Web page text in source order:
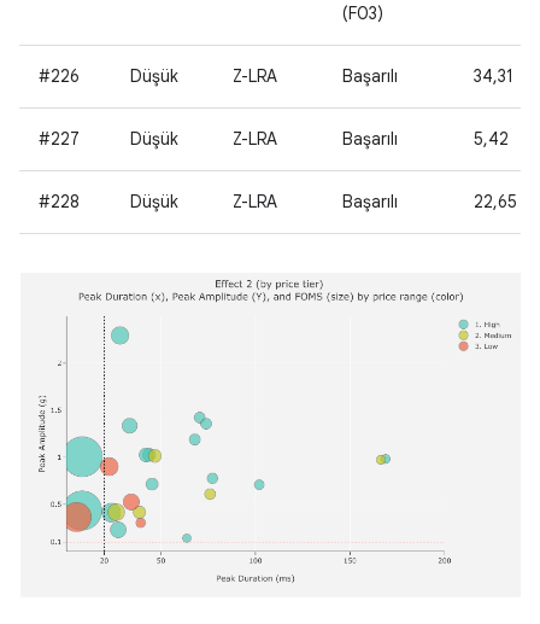
(F03)
#226 Düşük Z-LRA Başarılı 34,31
#227 Düşük Z-LRA Başarılı 5,42
#228 Düşük Z-LRA Başarılı 22,65